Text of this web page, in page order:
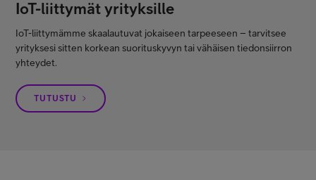
IoT-liittymät yrityksille
IoT-liittymämme skaalautuvat jokaiseen tarpeeseen – tarvitsee
yrityksesi sitten korkean suorituskyvyn tai vähäisen tiedonsiirron
yhteydet.
TUTUSTU